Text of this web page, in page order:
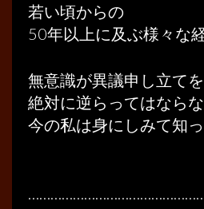
若い頃からの
50年以上に及ぶ様々な
無意識が異議申し立て
絶対に逆らってはなら
今の私は身にしみて知っ